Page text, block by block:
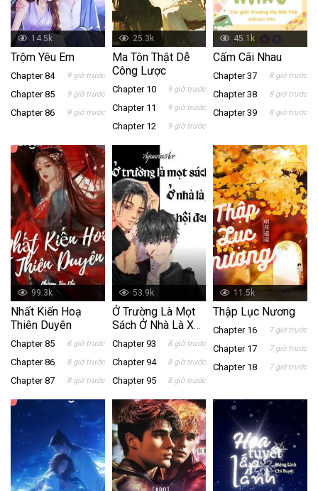
14.5k
Trộm Yêu Em
Chapter 84 9 giờ trước
Chapter 85 9 giờ trước
Chapter 86 9 giờ trước
25.3k
Ma Tôn Thật Dễ
Công Lược
Chapter 10 9 giờ trước
Chapter 11 9 giờ trước
Chapter 12 9 giờ trước
45.1k
Cấm Cãi Nhau
Chapter 37 8 giờ trước
Chapter 38 8 giờ trước
Chapter 39 8 giờ trước
99.3k
Nhất Kiến Hoạ
Thiên Duyên
Chapter 85 8 giờ trước
Chapter 86 8 giờ trước
Chapter 87 8 giờ trước
53.9k
Ở Trường Là Mọt
Sách Ở Nhà Là Xã
Hội Đen
Chapter 93 8 giờ trước
Chapter 94 8 giờ trước
Chapter 95 8 giờ trước
11.5k
Thập Lục Nương
Chapter 16 7 giờ trước
Chapter 17 7 giờ trước
Chapter 18 7 giờ trước